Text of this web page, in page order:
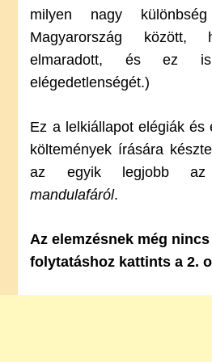
milyen nagy
Magyarország között,
elmaradott, és ez
elégedetlenségét.)
Ez a lelkiállapot elégiák és
költemények írására
az egyik legjobb
mandulafáról.
Az elemzésnek még
folytatáshoz kattints a 2.